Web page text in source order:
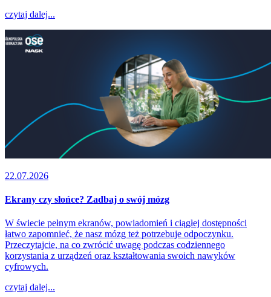
czytaj dalej...
22.07.2026
Ekrany czy słońce? Zadbaj o swój mózg
W świecie pełnym ekranów, powiadomień i ciągłej dostępności
łatwo zapomnieć, że nasz mózg też potrzebuje odpoczynku.
Przeczytajcie, na co zwrócić uwagę podczas codziennego
korzystania z urządzeń oraz kształtowania swoich nawyków
cyfrowych.
czytaj dalej...